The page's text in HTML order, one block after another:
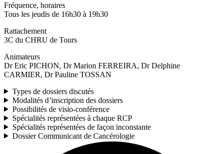
Fréquence, horaires
Tous les jeudis de 16h30 à 19h30
Rattachement
3C du CHRU de Tours
Animateurs
Dr Eric PICHON, Dr Marion FERREIRA, Dr Delphine
CARMIER, Dr Pauline TOSSAN
Types de dossiers discutés
Modalités d’inscription des dossiers
Possibilités de visio-conférence
Spécialités représentées à chaque RCP
Spécialités représentées de façon inconstante
Dossier Communicant de Cancérologie